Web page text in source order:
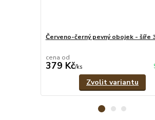
Červeno-černý pevný obojek - šíře
cena od
379 Kč/ks
Zvolit variantu